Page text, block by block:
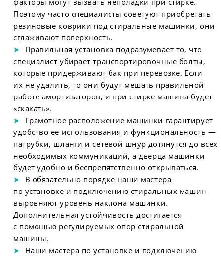
факторы могут вызвать неполадки при стирке.
Поэтому часто специалисты советуют приобретать
резиновые коврики под стиральные машинки, они
сглаживают поверхность.
Правильная установка подразумевает то, что
специалист убирает транспортировочные болты,
которые придерживают бак при перевозке. Если
их не удалить, то они будут мешать правильной
работе амортизаторов, и при стирке машина будет
«скакать».
Грамотное расположение машинки гарантирует
удобство ее использования и функциональность —
патрубки, шланги и сетевой шнур дотянутся до всех
необходимых коммуникаций, а дверца машинки
будет удобно и беспрепятственно открываться.
В обязательно порядке наши мастера
по установке и подключению стиральных машин
выровняют уровень наклона машинки.
Дополнительная устойчивость достигается
с помощью регулируемых опор стиральной
машины.
Наши мастера по установке и подключению